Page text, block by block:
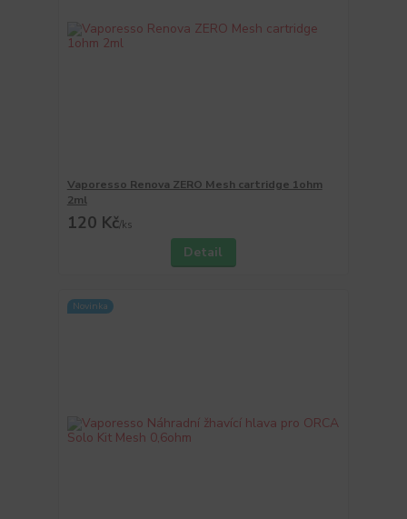
Vaporesso Renova ZERO Mesh cartridge 1ohm
2ml
120 Kč/ks
Detail
Novinka